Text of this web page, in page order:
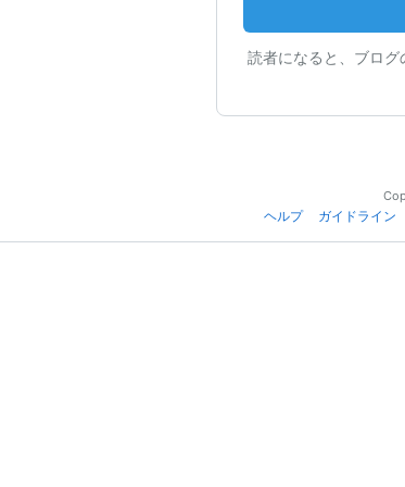
読者になると、ブロ
ヘルプ
ガイドライン